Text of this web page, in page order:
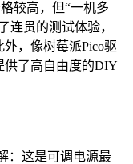
较高，但“一机多
连贯的测试体验，
，像树莓派Pico驱
供了高自由度的DIY
：这是可调电源最